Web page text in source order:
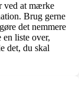
ved at mærke
Brug gerne
det nemmere
en liste over,
det, du skal